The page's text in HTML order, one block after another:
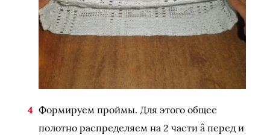
Формируем проймы. Для этого общее
полотно распределяем на 2 части â перед и